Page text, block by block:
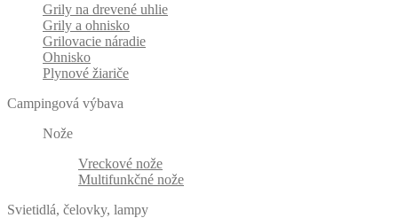
Grily na drevené uhlie
Grily a ohnisko
Grilovacie náradie
Ohnisko
Plynové žiariče
Campingová výbava
Nože
Vreckové nože
Multifunkčné nože
Svietidlá, čelovky, lampy